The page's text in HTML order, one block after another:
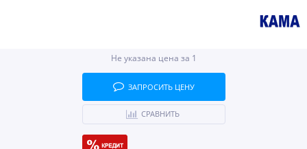
Не указана цена за 1
ЗАПРОСИТЬ ЦЕНУ
СРАВНИТЬ